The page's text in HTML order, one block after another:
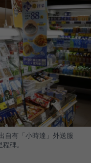
自有「小時達」外送服
碑。